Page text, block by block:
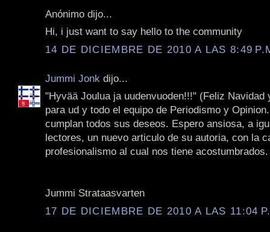
Anónimo dijo...
Hi, i just want to say hello to the community
14 DE DICIEMBRE DE 2010 A LAS 8:49
Jummi Jonk dijo...
‎"Hyvää Joulua ja uudenvuoden!!!" (Feliz Navidad
para ud y todo el equipo de Periodismo y
cumplan todos sus deseos. Espero ansiosa, a
lectores, un nuevo articulo de su autoria, con la
profesionalismo al cual nos tiene
Jummi Strataasvarten
17 DE DICIEMBRE DE 2010 A LAS 11:04